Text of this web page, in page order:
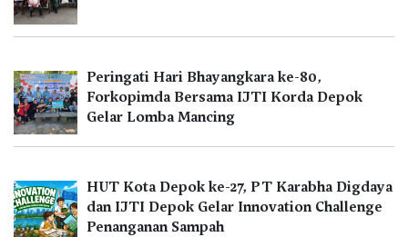
Peringati Hari Bhayangkara ke-80,
Forkopimda Bersama IJTI Korda Depok
Gelar Lomba Mancing
HUT Kota Depok ke-27, PT Karabha Digdaya
dan IJTI Depok Gelar Innovation Challenge
Penanganan Sampah